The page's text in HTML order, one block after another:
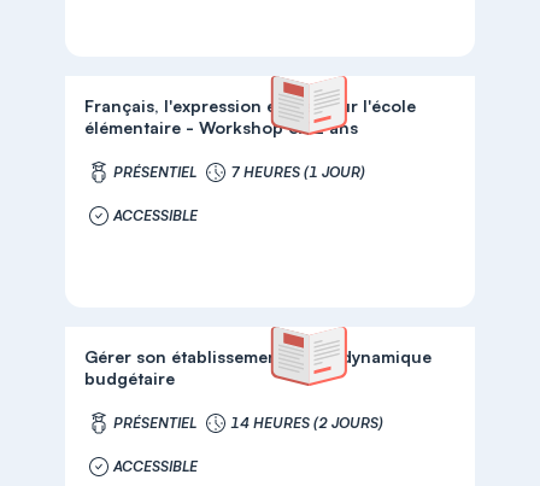
Français, l'expression écrite pour l'école
élémentaire - Workshop 6/12 ans
PRÉSENTIEL 7 HEURES (1 JOUR)
ACCESSIBLE
Gérer son établissement par la dynamique
budgétaire
PRÉSENTIEL 14 HEURES (2 JOURS)
ACCESSIBLE